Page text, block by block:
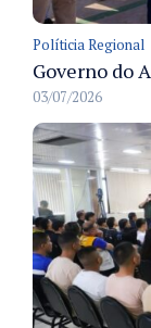
Políticia Regional
03/07/2026